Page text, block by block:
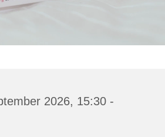
2026, 15:30 -